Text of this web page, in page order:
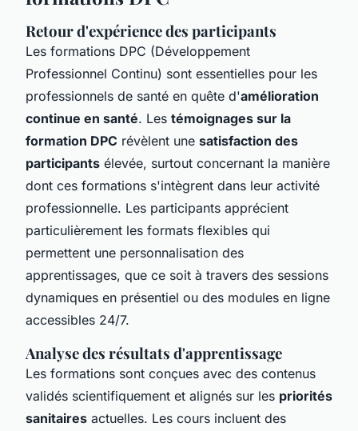
Retour d'expérience des participants
Les formations DPC (Développement
Professionnel Continu) sont essentielles pour les
professionnels de santé en quête d'amélioration
continue en santé. Les témoignages sur la
formation DPC révèlent une satisfaction des
participants élevée, surtout concernant la manière
dont ces formations s'intègrent dans leur activité
professionnelle. Les participants apprécient
particulièrement les formats flexibles qui
permettent une personnalisation des
apprentissages, que ce soit à travers des sessions
dynamiques en présentiel ou des modules en ligne
accessibles 24/7.
Analyse des résultats d'apprentissage
Les formations sont conçues avec des contenus
validés scientifiquement et alignés sur les priorités
sanitaires actuelles. Les cours incluent des